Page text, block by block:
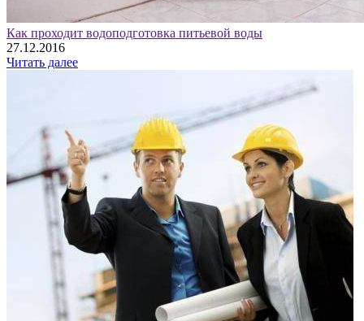
Как проходит водоподготовка питьевой воды
27.12.2016
Читать далее